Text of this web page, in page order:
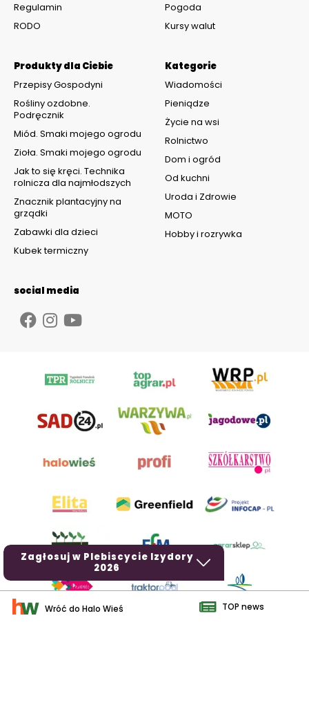
Zagłosuj w Plebiscycie Izydory
2026
Regulamin
RODO
Kategorie
Wiadomości
Pieniądze
Życie na wsi
Rolnictwo
Dom i ogród
Od kuchni
Uroda i Zdrowie
MOTO
Hobby i rozrywka
Produkty dla Ciebie
Przepisy Gospodyni
Rośliny ozdobne.
Podręcznik
Miód. Smaki mojego ogrodu
Zioła. Smaki mojego ogrodu
Jak to się kręci. Technika
rolnicza dla najmłodszych
Znacznik plantacyjny na
grządki
Zabawki dla dzieci
Kubek termiczny
Pogoda
Kursy walut
social media
Wróć do Halo Wieś TOP news